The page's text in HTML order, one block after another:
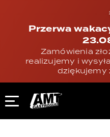
Przerwa
Zamówienia
realizujemy i
dziękujemy